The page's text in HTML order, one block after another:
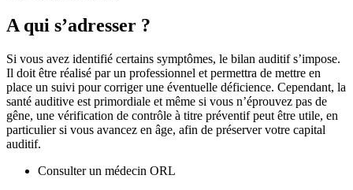
A qui s’adresser ?
Si vous avez identifié certains symptômes, le bilan auditif s’impose.
Il doit être réalisé par un professionnel et permettra de mettre en
place un suivi pour corriger une éventuelle déficience. Cependant, la
santé auditive est primordiale et même si vous n’éprouvez pas de
gêne, une vérification de contrôle à titre préventif peut être utile, en
particulier si vous avancez en âge, afin de préserver votre capital
auditif.
Consulter un médecin ORL